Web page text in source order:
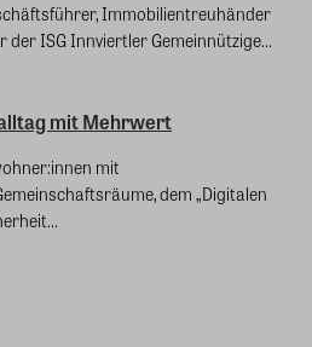
Immobilientreuhänder
ISG Innviertler Gemeinnützige...
mit Mehrwert
mit
dem „Digitalen